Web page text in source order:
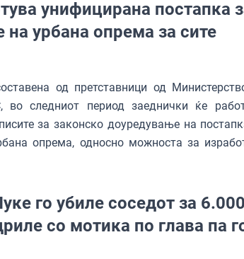
унифицирана постапка
на урбана опрема за сите
од претставници од
во следниот период заеднички ќе
за законско доуредување на
опрема, односно можноста за
го убиле соседот за 6.000
со мотика по глава па